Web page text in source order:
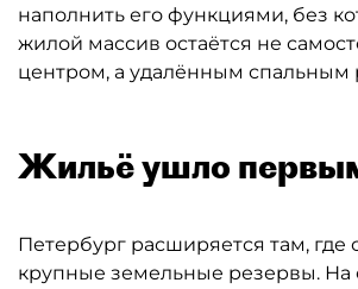
наполнить его функциями, без
жилой массив остаётся не
центром, а удалённым спальным
Жильё ушло
Петербург расширяется там, где
крупные земельные резервы. На